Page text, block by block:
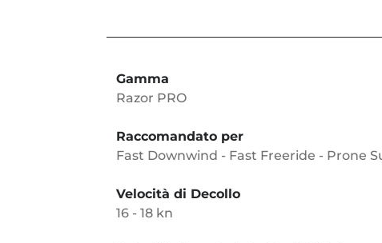
Gamma
Razor PRO
Raccomandato per
Fast Downwind - Fast Freeride - Prone
Velocità di Decollo
16 - 18 kn